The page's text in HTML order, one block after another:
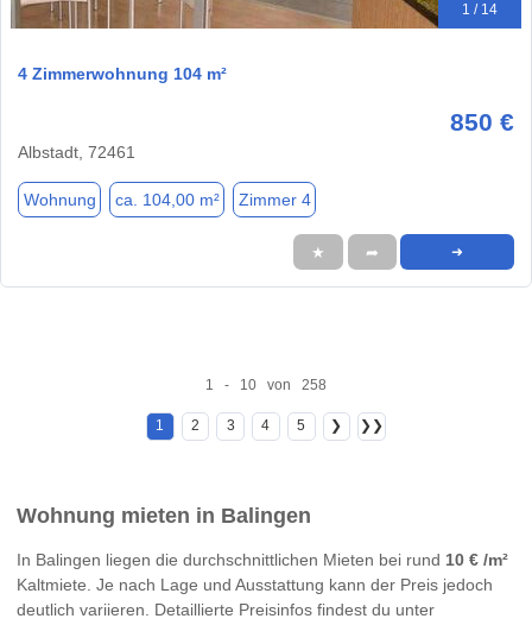
1 / 14
4 Zimmerwohnung 104 m²
850 €
Albstadt, 72461
Wohnung ca. 104,00 m² Zimmer 4
★ ➦ ➜
1 - 10 von 258
1 2 3 4 5 ❯ ❯❯
Wohnung mieten in Balingen
In Balingen liegen die durchschnittlichen Mieten bei rund 10 € /m²
Kaltmiete. Je nach Lage und Ausstattung kann der Preis jedoch
deutlich variieren. Detaillierte Preisinfos findest du unter